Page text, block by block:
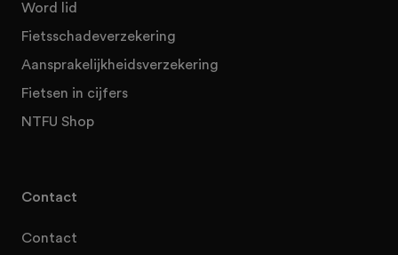
Word lid
Fietsschadeverzekering
Aansprakelijkheidsverzekering
Fietsen in cijfers
NTFU Shop
Contact
Contact